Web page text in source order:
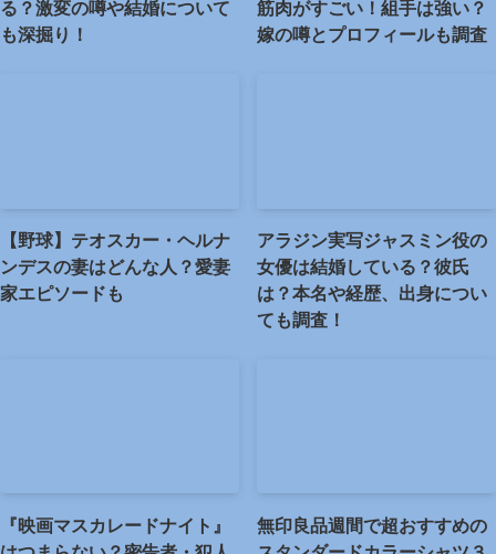
る？激変の噂や結婚について
も深掘り！
筋肉がすごい！組手は強い？
嫁の噂とプロフィールも調査
【野球】テオスカー・ヘルナ
ンデスの妻はどんな人？愛妻
家エピソードも
アラジン実写ジャスミン役の
女優は結婚している？彼氏
は？本名や経歴、出身につい
ても調査！
『映画マスカレードナイト』
無印良品週間で超おすすめの